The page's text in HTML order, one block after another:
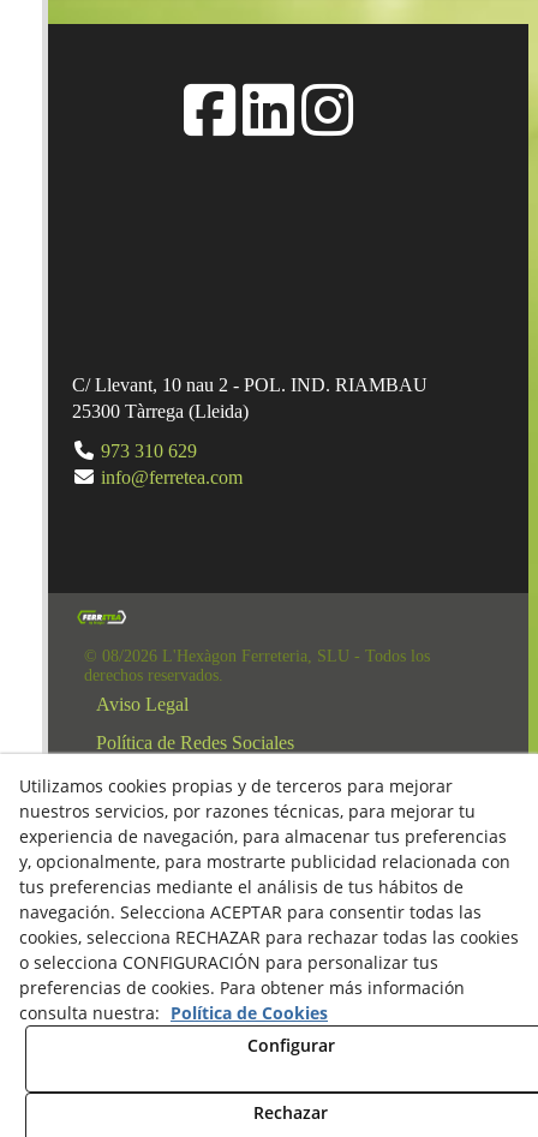
Añadir a la cesta
C/ Llevant, 10 nau 2 - POL. IND. RIAMBAU
25300 Tàrrega (Lleida)
973 310 629
info@ferretea.com
© 08/2026 L'Hexàgon Ferreteria, SLU - Todos los
derechos reservados.
Aviso Legal
Política de Redes Sociales
Clausula Mail y Factura
Condiciones de compra
Derecho de desestimiento
Política de Privacidad
Política de cookies
Utilizamos cookies propias y de terceros para mejorar
nuestros servicios, por razones técnicas, para mejorar tu
experiencia de navegación, para almacenar tus preferencias
y, opcionalmente, para mostrarte publicidad relacionada con
tus preferencias mediante el análisis de tus hábitos de
navegación. Selecciona ACEPTAR para consentir todas las
cookies, selecciona RECHAZAR para rechazar todas las cookies
o selecciona CONFIGURACIÓN para personalizar tus
preferencias de cookies. Para obtener más información
consulta nuestra: Política de Cookies
Configurar
Rechazar